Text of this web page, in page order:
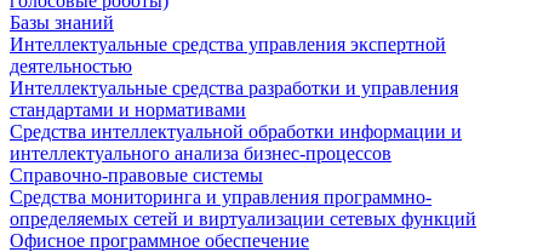
Базы знаний
Интеллектуальные средства управления экспертной
деятельностью
Интеллектуальные средства разработки и управления
стандартами и нормативами
Средства интеллектуальной обработки информации и
интеллектуального анализа бизнес-процессов
Справочно-правовые системы
Средства мониторинга и управления программно-
определяемых сетей и виртуализации сетевых функций
Офисное программное обеспечение